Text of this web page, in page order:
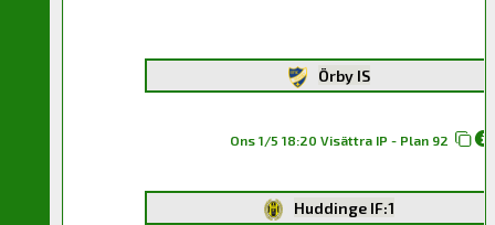
Örby IS
Ons 1/5 18:20 Visättra IP - Plan 92
Huddinge IF:1